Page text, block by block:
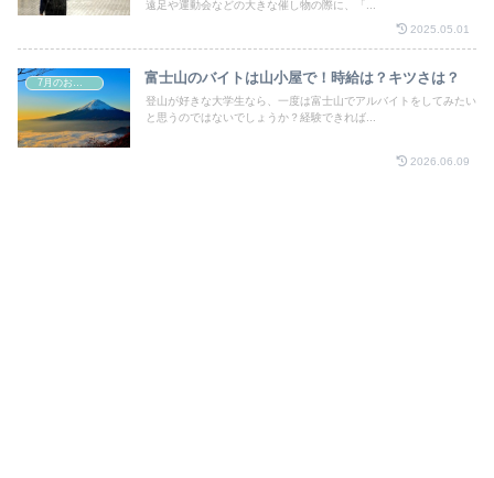
遠足や運動会などの大きな催し物の際に、「...
2025.05.01
7月のお祭り 富士山のバイトは山小屋で！時給は？キツさは？
登山が好きな大学生なら、一度は富士山でアルバイトをしてみたい
と思うのではないでしょうか？経験できれば...
2026.06.09